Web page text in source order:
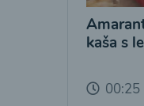
kaša s
00:25